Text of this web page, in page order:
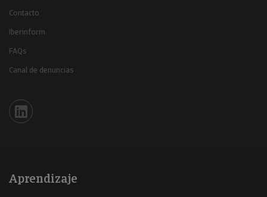
Contacto
Iberinform
FAQs
Canal de denuncias
Iberinform en Linkedin
Aprendizaje